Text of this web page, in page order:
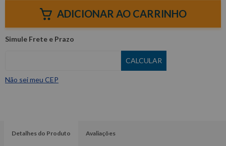
ADICIONAR AO CARRINHO
Não sei meu CEP
Detalhes do Produto Avaliações